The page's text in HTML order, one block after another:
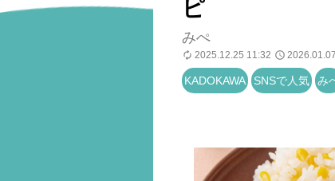
ピ
みぺ
2025.12.25 11:32
KADOKAWA SNSで人気 み